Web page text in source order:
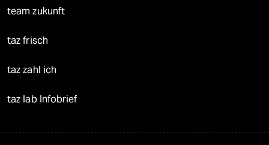
team zukunft
taz frisch
taz zahl ich
taz lab Infobrief